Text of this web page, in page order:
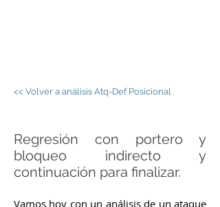
<< Volver a análisis Atq-Def Posicional
Regresión con portero y
bloqueo indirecto y
continuación para finalizar.
Vamos hoy con un análisis de un ataque